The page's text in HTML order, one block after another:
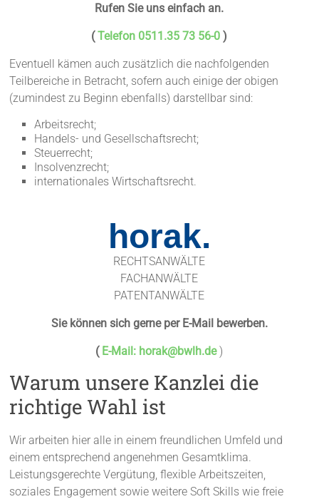
Rufen Sie uns einfach an.
(Telefon 0511.35 73 56-0 )
Eventuell kämen auch zusätzlich die nachfolgenden
Teilbereiche in Betracht, sofern auch einige der obigen
(zumindest zu Beginn ebenfalls) darstellbar sind:
Arbeitsrecht;
Handels- und Gesellschaftsrecht;
Steuerrecht;
Insolvenzrecht;
internationales Wirtschaftsrecht.
horak.
RECHTSANWÄLTE
FACHANWÄLTE
PATENTANWÄLTE
Sie können sich gerne per E-Mail bewerben.
( E-Mail: horak@bwlh.de)
Warum unsere Kanzlei die
richtige Wahl ist
Wir arbeiten hier alle in einem freundlichen Umfeld und
einem entsprechend angenehmen Gesamtklima.
Leistungsgerechte Vergütung, flexible Arbeitszeiten,
soziales Engagement sowie weitere Soft Skills wie freie